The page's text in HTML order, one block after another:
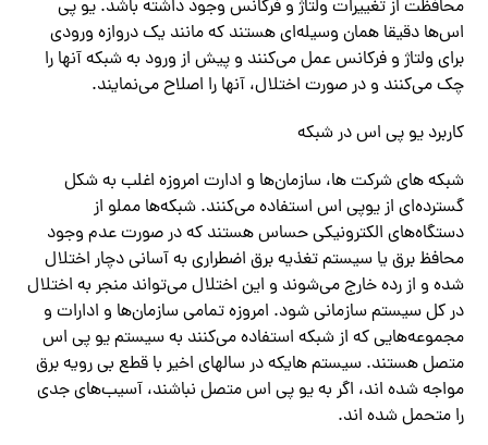
محافظت از تغییرات ولتاژ و فرکانس وجود داشته باشد. یو پی
اس‌‌ها دقیقا همان وسیله‌ای ‌‌هستند که مانند یک دروازه ورودی
برای ولتاژ و فرکانس عمل‌ می‌کنند و پیش از ورود به شبکه آنها را
چک‌ می‌کنند و در صورت اختلال، آنها را اصلاح‌ می‌نمایند.
کاربرد یو پی اس در شبکه
شبکه های شرکت ها، سازمان‌‌ها و ادارت امروزه اغلب به شکل
گسترده‌ای ‌‌از یوپی اس استفاده‌ می‌کنند. شبکه‌‌ها مملو از
دستگاه‌‌های الکترونیکی حساس هستند که در صورت عدم وجود
محافظ برق یا سیستم تغذیه برق اضطراری به آسانی دچار اختلال
شده و از رده خارج‌ می‌شوند و این اختلال‌ می‌تواند منجر به اختلال
در کل سیستم سازمانی شود. امروزه تمامی سازمان‌‌ها و ادارات و
مجموعه‌‌هایی که از شبکه استفاده‌ می‌کنند به سیستم یو پی اس
متصل هستند. سیستم هایکه در سالهای اخیر با قطع بی رویه برق
مواجه شده اند، اگر به یو پی اس متصل نباشند، آسیب‌‌های جدی
را متحمل شده اند.